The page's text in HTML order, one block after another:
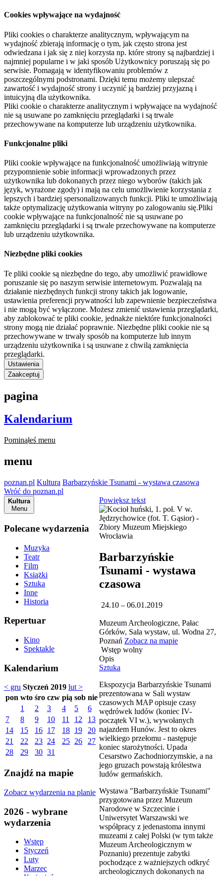
Cookies wpływające na wydajność
Pliki cookies o charakterze analitycznym, wpływającym na
wydajność zbierają informację o tym, jak często strona jest
odwiedzana i jak się z niej korzysta np. które strony są najbardziej i
najmniej popularne i w jaki sposób Użytkownicy poruszają się po
serwisie. Pomagają w identyfikowaniu problemów z
poszczególnymi podstronami. Dzięki temu możemy ulepszać
zawartość i wydajność strony i uczynić ją bardziej przyjazną i
intuicyjną dla użytkownika.
Pliki cookie o charakterze analitycznym i wpływające na wydajność
nie są usuwane po zamknięciu przeglądarki i są trwale
przechowywane na komputerze lub urządzeniu użytkownika.
Funkcjonalne pliki
Pliki cookie wpływające na funkcjonalność umożliwiają witrynie
przypomnienie sobie informacji wprowadzonych przez
użytkownika lub dokonanych przez niego wyborów (takich jak
język, wyrażone zgody) i mają na celu umożliwienie korzystania z
lepszych i bardziej spersonalizowanych funkcji. Pliki te umożliwiają
także optymalizację użytkowania witryny po zalogowaniu się.Pliki
cookie wpływające na funkcjonalność nie są usuwane po
zamknięciu przeglądarki i są trwale przechowywane na komputerze
lub urządzeniu użytkownika.
Niezbędne pliki cookies
Te pliki cookie są niezbędne do tego, aby umożliwić prawidłowe
poruszanie się po naszym serwisie internetowym. Pozwalają na
działanie niezbędnych funkcji strony takich jak logowanie,
ustawienia preferencji prywatności lub zapewnienie bezpieczeństwa
i nie mogą być wyłączone. Możesz zmienić ustawienia przeglądarki,
aby zablokować te pliki cookie, jednakże niektóre funkcjonalności
strony mogą nie działać poprawnie. Niezbędne pliki cookie nie są
przechowywane w trwały sposób na komputerze lub innym
urządzeniu użytkownika i są usuwane z chwilą zamknięcia
przeglądarki.
Ustawienia
Zaakceptuj
pagina
Kalendarium
Pominąłeś menu
menu
poznan.pl Kultura Barbarzyńskie Tsunami - wystawa czasowa
Wróć do poznan.pl
Kultura
Menu
Polecane wydarzenia
Muzyka
Teatr
Film
Książki
Sztuka
Inne
Historia
Repertuar
Kino
Spektakle
Kalendarium
< gru Styczeń 2019 lut >
pon wto śro czw pią sob nie
1
2 3 4 5
6
7
8 9 10 11 12
13
14
15 16 17 18 19
20
21
22 23 24 25 26
27
28
29 30 31
Znajdź na mapie
Zobacz wydarzenia na planie
2026 - wybrane
wydarzenia
Wstęp
Styczeń
Luty
Marzec
Powiększ tekst
Barbarzyńskie
Tsunami - wystawa
czasowa
24.10 – 06.01.2019
Muzeum Archeologiczne, Pałac
Górków, Sala wystaw, ul. Wodna 27,
Poznań Zobacz na mapie
Wstęp wolny
Opis
Sztuka
Ekspozycja Barbarzyńskie Tsunami
prezentowana w Sali wystaw
czasowych MAP opisuje czasy
wędrówek ludów (koniec IV-
początek VI w.), wywołanych
najazdem Hunów. Jest to okres
wielkiego przełomu - następuje
koniec starożytności. Upada
Cesarstwo Zachodniorzymskie, a na
jego gruzach powstają królestwa
ludów germańskich.
Wystawa "Barbarzyńskie Tsunami"
przygotowana przez Muzeum
Narodowe w Szczecinie i
Uniwersytet Warszawski we
współpracy z jedenastoma innymi
muzeami z całej Polski (w tym także
Muzeum Archeologicznym w
Poznaniu) prezentuje zabytki
pochodzące z ważniejszych odkryć
archeologicznych dokonanych na